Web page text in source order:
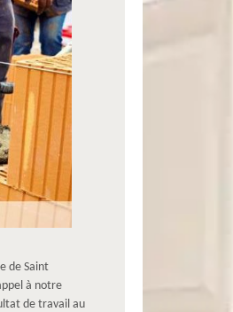
de Saint
à notre
de travail au